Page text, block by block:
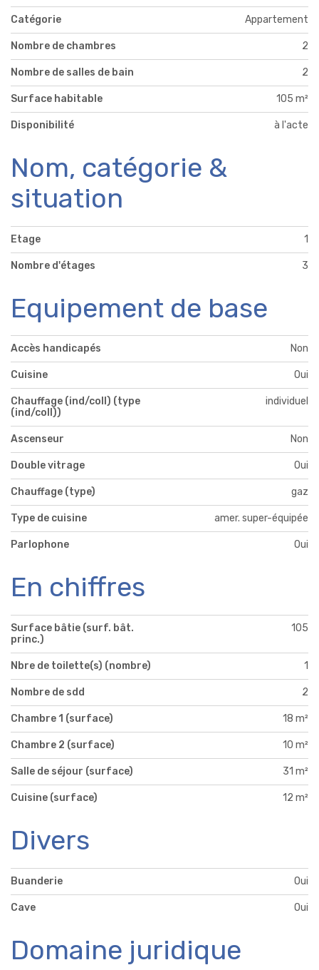
Catégorie Appartement
Nombre de chambres 2
Nombre de salles de bain 2
Surface habitable 105 m²
Disponibilité à l'acte
Nom, catégorie &
situation
Etage 1
Nombre d'étages 3
Equipement de base
Accès handicapés Non
Cuisine Oui
Chauffage (ind/coll) (type
(ind/coll))
individuel
Ascenseur Non
Double vitrage Oui
Chauffage (type) gaz
Type de cuisine amer. super-équipée
Parlophone Oui
En chiffres
Surface bâtie (surf. bât.
princ.)
105
Nbre de toilette(s) (nombre) 1
Nombre de sdd 2
Chambre 1 (surface) 18 m²
Chambre 2 (surface) 10 m²
Salle de séjour (surface) 31 m²
Cuisine (surface) 12 m²
Divers
Buanderie Oui
Cave Oui
Domaine juridique